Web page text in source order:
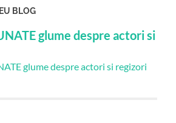
BLOG
glume despre actori si